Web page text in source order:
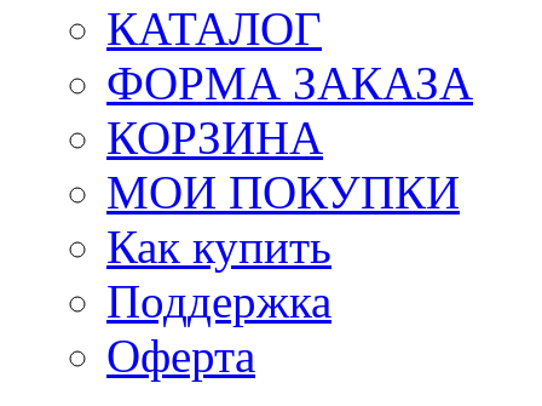
КАТАЛОГ
ФОРМА ЗАКАЗА
КОРЗИНА
МОИ ПОКУПКИ
Как купить
Поддержка
Оферта